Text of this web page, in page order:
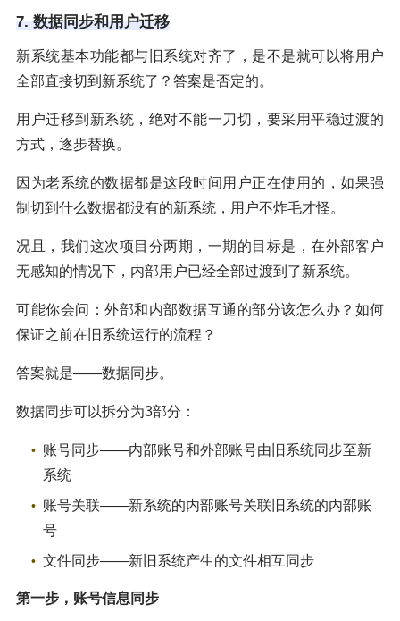
7. 数据同步和用户迁移
新系统基本功能都与旧系统对齐了，是不是就可以将用户
全部直接切到新系统了？答案是否定的。
用户迁移到新系统，绝对不能一刀切，要采用平稳过渡的
方式，逐步替换。
因为老系统的数据都是这段时间用户正在使用的，如果强
制切到什么数据都没有的新系统，用户不炸毛才怪。
况且，我们这次项目分两期，一期的目标是，在外部客户
无感知的情况下，内部用户已经全部过渡到了新系统。
可能你会问：外部和内部数据互通的部分该怎么办？如何
保证之前在旧系统运行的流程？
答案就是——数据同步。
数据同步可以拆分为3部分：
账号同步——内部账号和外部账号由旧系统同步至新
系统
账号关联——新系统的内部账号关联旧系统的内部账
号
文件同步——新旧系统产生的文件相互同步
第一步，账号信息同步